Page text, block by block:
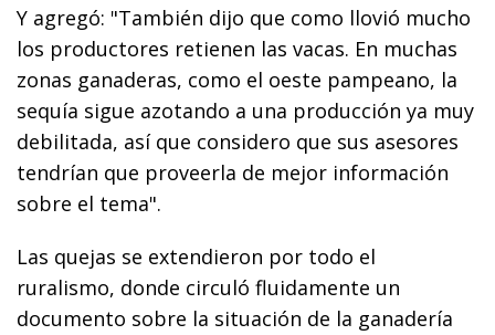
Y agregó: "También dijo que como llovió mucho
los productores retienen las vacas. En muchas
zonas ganaderas, como el oeste pampeano, la
sequía sigue azotando a una producción ya muy
debilitada, así que considero que sus asesores
tendrían que proveerla de mejor información
sobre el tema".
Las quejas se extendieron por todo el
ruralismo, donde circuló fluidamente un
documento sobre la situación de la ganadería